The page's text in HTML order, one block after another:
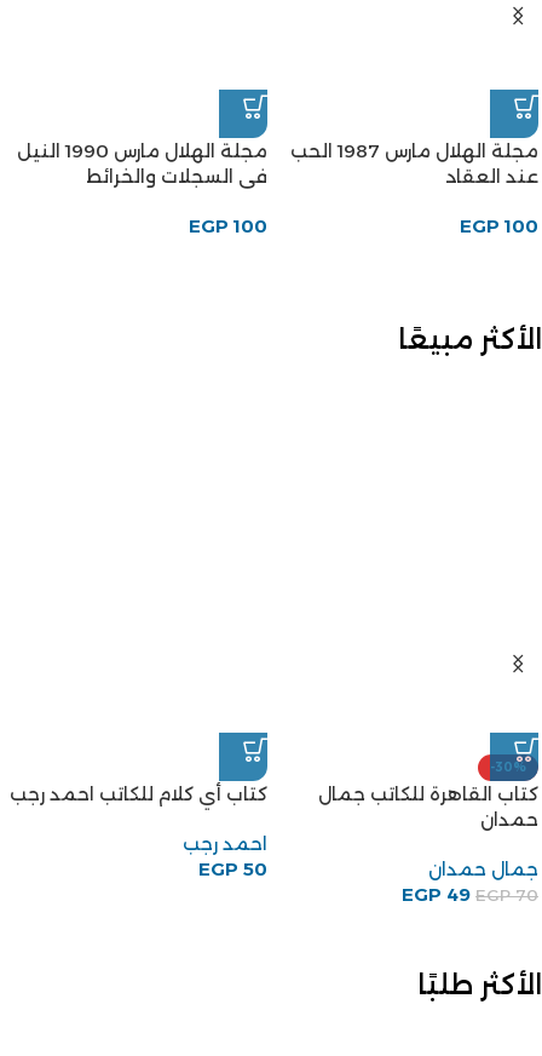
مجلة الهلال مارس 1987 الحب
عند العقاد
EGP 100
مجلة الهلال مارس 1990 النيل
فى السجلات والخرائط
EGP 100
الأكثر مبيعًا
-30%
كتاب القاهرة للكاتب جمال
حمدان
جمال حمدان
EGP70
EGP 49
كتاب أي كلام للكاتب احمد رجب
احمد رجب
EGP 50
الأكثر طلبًا